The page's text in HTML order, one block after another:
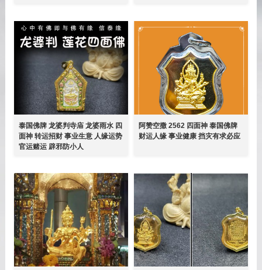
泰国佛牌 龙婆判寺庙 龙婆雨水 四
面神 转运招财 事业生意 人缘运势
官运赌运 辟邪防小人
阿赞空撒 2562 四面神 泰国佛牌
财运人缘 事业健康 挡灾有求必应